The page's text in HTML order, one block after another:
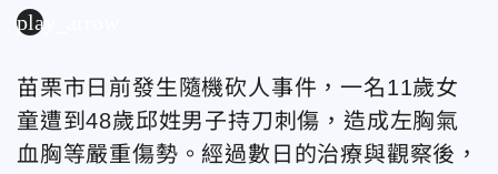
play_arrow
苗栗市日前發生隨機砍人事件，一名11歲女
童遭到48歲邱姓男子持刀刺傷，造成左胸氣
血胸等嚴重傷勢。經過數日的治療與觀察後，